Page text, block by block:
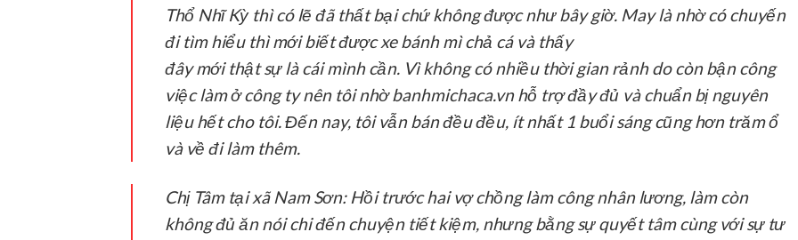
Thổ Nhĩ Kỳ thì có lẽ đã thất bại chứ không được như bây giờ. May là nhờ có chuyến
đi tìm hiểu thì mới biết được xe bánh mì chả cá và thấy
đây mới thật sự là cái mình cần. Vì không có nhiều thời gian rảnh do còn bận công
việc làm ở công ty nên tôi nhờ banhmichaca.vn hỗ trợ đầy đủ và chuẩn bị nguyên
liệu hết cho tôi. Đến nay, tôi vẫn bán đều đều, ít nhất 1 buổi sáng cũng hơn trăm ổ
và về đi làm thêm.
Chị Tâm tại xã Nam Sơn:Hồi trước hai vợ chồng làm công nhân lương, làm còn
không đủ ăn nói chi đến chuyện tiết kiệm, nhưng bằng sự quyết tâm cùng với sự tư